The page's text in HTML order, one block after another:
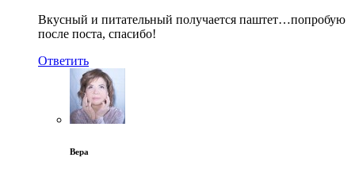
Вкусный и питательный получается паштет…попробую
после поста, спасибо!
Ответить
Вера